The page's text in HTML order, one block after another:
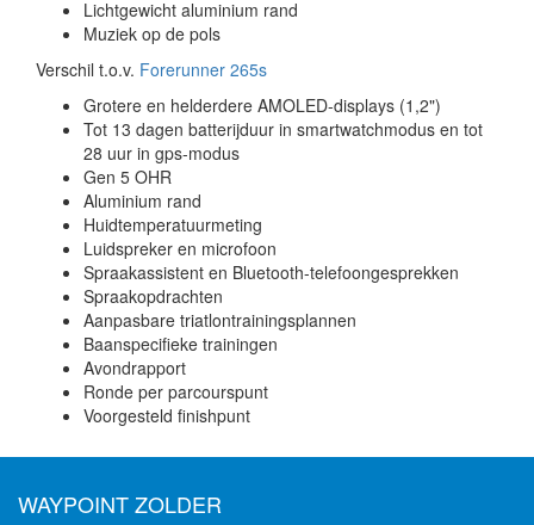
Lichtgewicht aluminium rand
Muziek op de pols
Verschil t.o.v. Forerunner 265s
Grotere en helderdere AMOLED-displays (1,2")
Tot 13 dagen batterijduur in smartwatchmodus en tot
28 uur in gps-modus
Gen 5 OHR
Aluminium rand
Huidtemperatuurmeting
Luidspreker en microfoon
Spraakassistent en Bluetooth-telefoongesprekken
Spraakopdrachten
Aanpasbare triatlontrainingsplannen
Baanspecifieke trainingen
Avondrapport
Ronde per parcourspunt
Voorgesteld finishpunt
WAYPOINT ZOLDER